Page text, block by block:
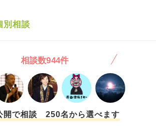
だに親が勧めてきたから続けていたとい
ん。またそれに加えて向上心が私には全く
ニングだけでなく、楽しいと思ったゲーム
前後でやめてしまうのです。よく、できる
こうというのを目にするのですがそれすら
、出来た試しがないのです。紙に書いた
してもそれが続かないのです。 私は現
別相談
相談数944件
開で相談 250名から選べます